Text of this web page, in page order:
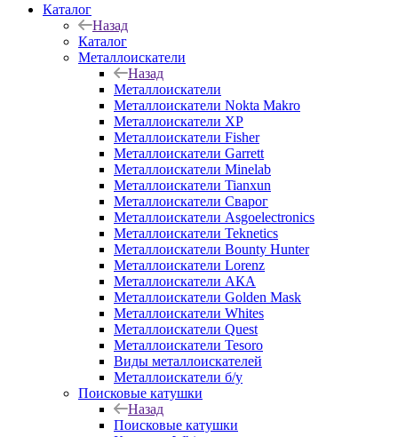
Каталог
Назад
Каталог
Металлоискатели
Назад
Металлоискатели
Металлоискатели Nokta Makro
Металлоискатели XP
Металлоискатели Fisher
Металлоискатели Garrett
Металлоискатели Minelab
Металлоискатели Tianxun
Металлоискатели Сварог
Металлоискатели Asgoelectronics
Металлоискатели Teknetics
Металлоискатели Bounty Hunter
Металлоискатели Lorenz
Металлоискатели АКА
Металлоискатели Golden Mask
Металлоискатели Whites
Металлоискатели Quest
Металлоискатели Tesoro
Виды металлоискателей
Металлоискатели б/у
Поисковые катушки
Назад
Поисковые катушки